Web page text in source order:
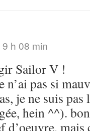
h 08 min
Sailor V !
pas si
je ne suis pas
hein ^^).
d’oeuvre,